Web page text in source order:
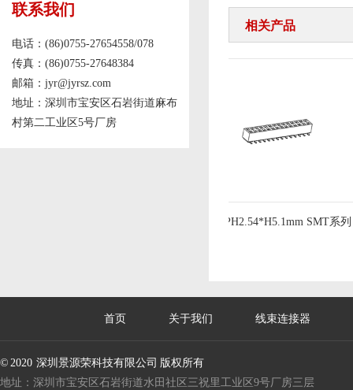
联系我们
电话：(86)0755-27654558/078
传真：(86)0755-27648384
邮箱：jyr@jyrsz.com
地址：深圳市宝安区石岩街道麻布
村第二工业区5号厂房
相关产品
排母PH2.54*H5.1mm SMT系列
首页 关于我们 线束连接器
© 2020 深圳景源荣科技有限公司 版权所有
地址：深圳市宝安区石岩街道水田社区三祝里工业区9号厂房三层